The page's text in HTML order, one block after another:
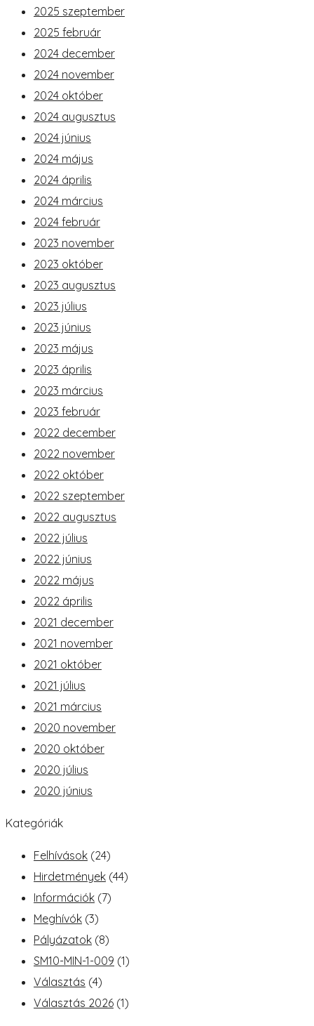
2025 szeptember
2025 február
2024 december
2024 november
2024 október
2024 augusztus
2024 június
2024 május
2024 április
2024 március
2024 február
2023 november
2023 október
2023 augusztus
2023 július
2023 június
2023 május
2023 április
2023 március
2023 február
2022 december
2022 november
2022 október
2022 szeptember
2022 augusztus
2022 július
2022 június
2022 május
2022 április
2021 december
2021 november
2021 október
2021 július
2021 március
2020 november
2020 október
2020 július
2020 június
Kategóriák
Felhívások (24)
Hirdetmények (44)
Információk (7)
Meghívók (3)
Pályázatok (8)
SM10-MIN-1-009 (1)
Választás (4)
Választás 2026 (1)